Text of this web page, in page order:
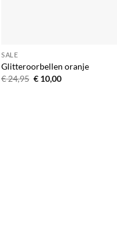
SALE
Glitteroorbellen oranje
€24,95 Oorspronkelijke
prijs
€ 10,00Huidige